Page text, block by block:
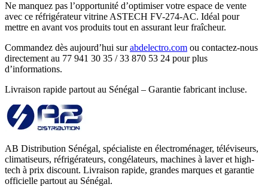
Ne manquez pas l’opportunité d’optimiser votre espace de vente
avec ce réfrigérateur vitrine ASTECH FV-274-AC. Idéal pour
mettre en avant vos produits tout en assurant leur fraîcheur.
Commandez dès aujourd’hui surabdelectro.com ou contactez-nous
directement au 77 941 30 35 / 33 870 53 24 pour plus
d’informations.
Livraison rapide partout au Sénégal – Garantie fabricant incluse.
AB Distribution Sénégal, spécialiste en électroménager, téléviseurs,
climatiseurs, réfrigérateurs, congélateurs, machines à laver et high-
tech à prix discount. Livraison rapide, grandes marques et garantie
officielle partout au Sénégal.